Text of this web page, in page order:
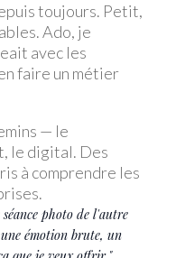
toujours. Petit,
Ado, je
avec les
faire un métier
— le
le digital. Des
à comprendre les
photo de l'autre
émotion brute, un